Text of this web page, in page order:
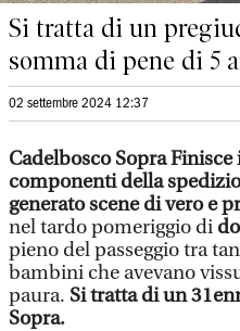
Si tratta di un
somma di pene di 5
02 settembre 2024 12:37
Cadelbosco Sopra
componenti della
generato scene di vero e
nel tardo pomeriggio di
pieno del passeggio tra
bambini che avevano
paura. Si tratta di un
Sopra.